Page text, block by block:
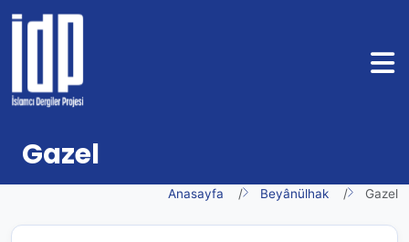
Gazel
Anasayfa Beyânülhak Gazel